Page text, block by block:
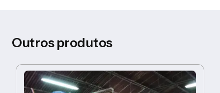
Outros produtos